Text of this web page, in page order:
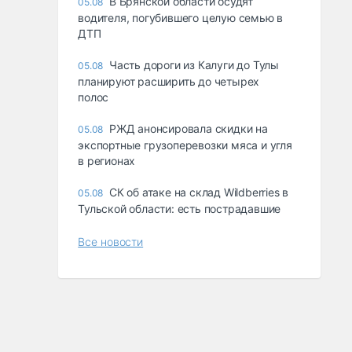
водителя, погубившего целую семью в
ДТП
05.08 Часть дороги из Калуги до Тулы
планируют расширить до четырех
полос
05.08 РЖД анонсировала скидки на
экспортные грузоперевозки мяса и угля
в регионах
05.08 СК об атаке на склад Wildberries в
Тульской области: есть пострадавшие
Все новости